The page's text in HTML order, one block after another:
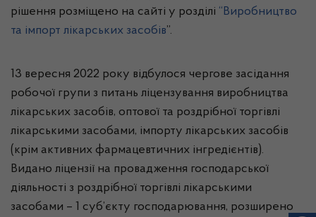
рішення розміщено на сайті у розділі “Виробництво
та імпорт лікарських засобів”.
13 вересня 2022 року відбулося чергове засідання
робочої групи з питань ліцензування виробництва
лікарських засобів, оптової та роздрібної торгівлі
лікарськими засобами, імпорту лікарських засобів
(крім активних фармацевтичних інгредієнтів).
Видано ліцензії на провадження господарської
діяльності з роздрібної торгівлі лікарськими
засобами – 1 суб’єкту господарювання, розширено